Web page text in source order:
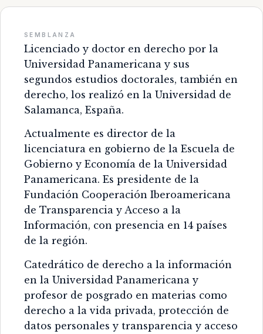
SEMBLANZA
Licenciado y doctor en derecho por la
Universidad Panamericana y sus
segundos estudios doctorales, también en
derecho, los realizó en la Universidad de
Salamanca, España.
Actualmente es director de la
licenciatura en gobierno de la Escuela de
Gobierno y Economía de la Universidad
Panamericana. Es presidente de la
Fundación Cooperación Iberoamericana
de Transparencia y Acceso a la
Información, con presencia en 14 países
de la región.
Catedrático de derecho a la información
en la Universidad Panamericana y
profesor de posgrado en materias como
derecho a la vida privada, protección de
datos personales y transparencia y acceso